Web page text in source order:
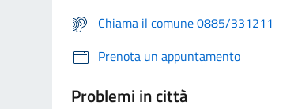
Chiama il comune 0885/331211
Prenota un appuntamento
Problemi in città